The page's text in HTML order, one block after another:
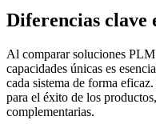
Diferencias
Al comparar soluciones
capacidades únicas es
cada sistema de forma
para el éxito de los
complementarias.